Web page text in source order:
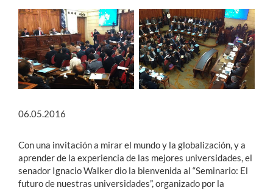
06.05.2016
Con una invitación a mirar el mundo y la globalización, y a
aprender de la experiencia de las mejores universidades, el
senador Ignacio Walker dio la bienvenida al “Seminario: El
futuro de nuestras universidades”, organizado por la